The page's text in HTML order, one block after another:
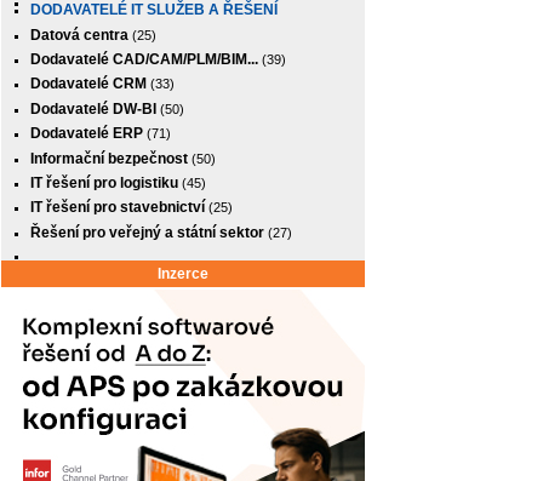
DODAVATELÉ IT SLUŽEB A ŘEŠENÍ
Datová centra (25)
Dodavatelé CAD/CAM/PLM/BIM... (39)
Dodavatelé CRM (33)
Dodavatelé DW-BI (50)
Dodavatelé ERP (71)
Informační bezpečnost (50)
IT řešení pro logistiku (45)
IT řešení pro stavebnictví (25)
Řešení pro veřejný a státní sektor (27)
Inzerce